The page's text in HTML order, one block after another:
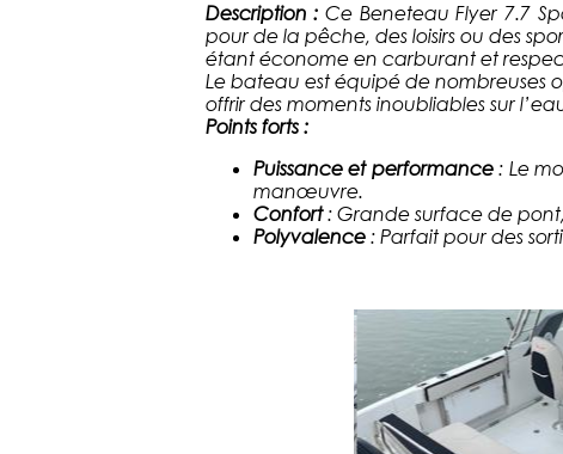
Description : Ce Beneteau Flyer 7.7
pour de la pêche, des loisirs ou des
étant économe en carburant et
Le bateau est équipé de nombreuses
offrir des moments inoubliables sur
Points forts :
Puissance et performance: Le
manœuvre.
Confort: Grande surface de
Polyvalence: Parfait pour des